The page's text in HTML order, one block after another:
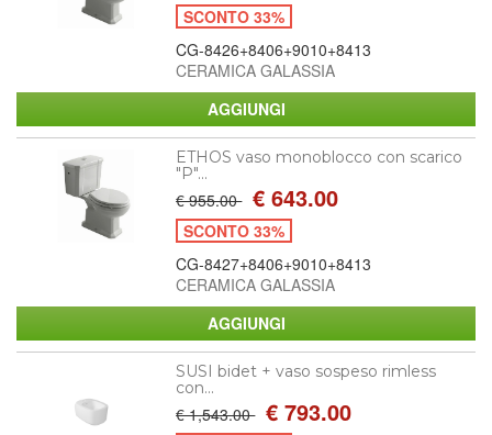
SCONTO 33%
CG-8426+8406+9010+8413
CERAMICA GALASSIA
ETHOS vaso monoblocco con scarico
"P"...
€ 955.00 € 643.00
SCONTO 33%
CG-8427+8406+9010+8413
CERAMICA GALASSIA
SUSI bidet + vaso sospeso rimless
con...
€ 1,543.00 € 793.00